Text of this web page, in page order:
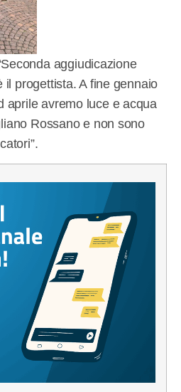
aggiudicazione
il progettista. A fine gennaio
aprile avremo luce e acqua
Rossano e non sono